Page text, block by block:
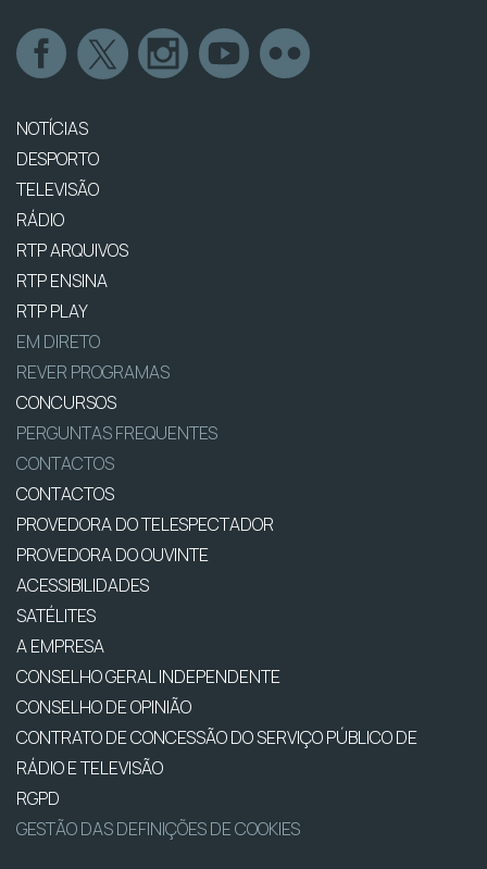
NOTÍCIAS
DESPORTO
TELEVISÃO
RÁDIO
RTP ARQUIVOS
RTP ENSINA
RTP PLAY
EM DIRETO
REVER PROGRAMAS
CONCURSOS
PERGUNTAS FREQUENTES
CONTACTOS
CONTACTOS
PROVEDORA DO TELESPECTADOR
PROVEDORA DO OUVINTE
ACESSIBILIDADES
SATÉLITES
A EMPRESA
CONSELHO GERAL INDEPENDENTE
CONSELHO DE OPINIÃO
CONTRATO DE CONCESSÃO DO SERVIÇO PÚBLICO DE
RÁDIO E TELEVISÃO
RGPD
GESTÃO DAS DEFINIÇÕES DE COOKIES